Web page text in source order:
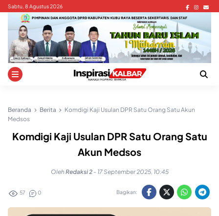
Skip
content
Sabtu, 8 Agustus 2026
Beranda Berita
Komdigi Kaji Usulan DPR Satu Orang Satu Akun
Medsos
Komdigi Kaji Usulan DPR Satu Orang Satu
Akun Medsos
OlehRedaksi 2 - 17 September 2025, 10:45
57 0 Bagikan: